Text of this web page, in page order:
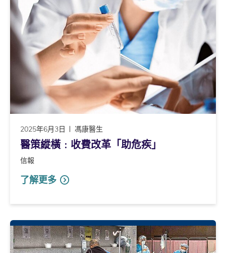
2025年6月3日 馮康醫生
醫策縱橫﹕收費改革「助危疾」
信報
了解更多